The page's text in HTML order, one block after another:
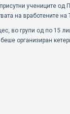
учениците од
на вработените
во групи од по 15
организиран